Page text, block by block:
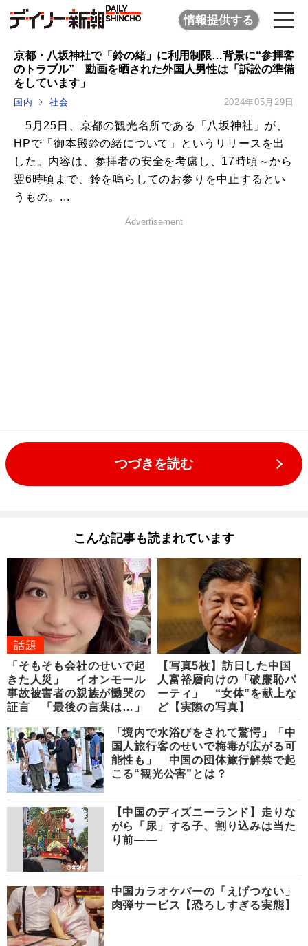
情報提供する
京都・八坂神社で「鈴の緒」に利用制限…背景に“参拝客
のトラブル” 動画を晒された外国人男性は「訴訟の準備
をしています」
国内 社会 2024年05月29日
5月25日、京都の観光名所である「八坂神社」が、
HPで「御本殿鈴の緒について」というリリースを出
した。内容は、参拝者の安全を考慮し、17時頃～から
翌6時頃まで、鈴を鳴らしてのお参りを中止するとい
うもの。...
Advertisement
つづきを読む
こんな記事も読まれています
話題
「そもそも会社のせいで起
きた人災」 イオンモール
事故被害者の親族が慟哭の
証言 「最後の言葉は…」
【写真5枚】訪日した中国
人富裕層向けの「破廉恥パ
ーティ」 “女体”を献上な
ど【実際の写真】
「境内で水浴びをされて驚愕」「中
国人旅行客のせいで梅毒が広がる可
能性も」 中国の団体旅行解禁で起
こる“観光公害”とは？
【中国のディズニーランド】走りな
がら「尿」する子、割り込みは当た
り前――
中国カラオケバーの「えげつない」
肉弾サービス【恐ろしすぎる実態】